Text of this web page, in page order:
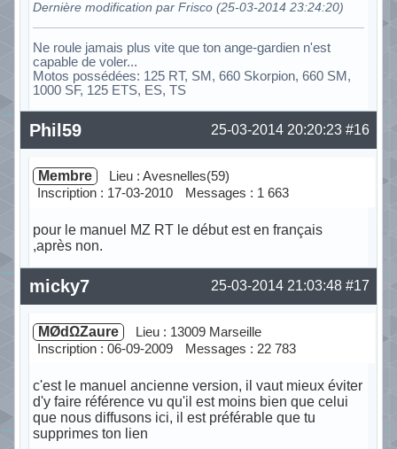
Dernière modification par Frisco (25-03-2014 23:24:20)
Ne roule jamais plus vite que ton ange-gardien n'est
capable de voler...
Motos possédées: 125 RT, SM, 660 Skorpion, 660 SM,
1000 SF, 125 ETS, ES, TS
Hors ligne #16
25-03-2014 20:20:23
Phil59
Membre
Lieu : Avesnelles(59)
Inscription : 17-03-2010
Messages : 1 663
pour le manuel MZ RT le début est en français
,après non.
Hors ligne #17
25-03-2014 21:03:48
micky7
MØdΩZaure
Lieu : 13009 Marseille
Inscription : 06-09-2009
Messages : 22 783
c'est le manuel ancienne version, il vaut mieux éviter
d'y faire référence vu qu'il est moins bien que celui
que nous diffusons ici, il est préférable que tu
supprimes ton lien